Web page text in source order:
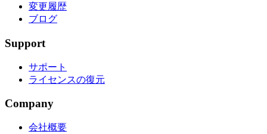
変更履歴
ブログ
Support
サポート
ライセンスの復元
Company
会社概要